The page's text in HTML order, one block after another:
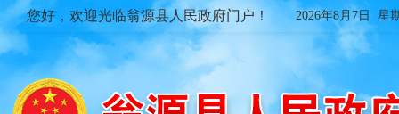
您好，欢迎光临翁源县人民政府门户！ 2026年8月7日 星